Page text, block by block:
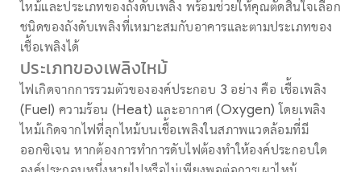
ไหม้และประเภทของถังดับเพลิง พร้อมช่วยให้คุณตัดสินใจเลือก
ชนิดของถังดับเพลิงที่เหมาะสมกับอาคารและตามประเภทของ
เชื้อเพลิงได้
ประเภทของเพลิงไหม้
ไฟเกิดจากการรวมตัวขององค์ประกอบ 3 อย่าง คือ เชื้อเพลิง
(Fuel) ความร้อน (Heat) และอากาศ (Oxygen) โดยเพลิง
ไหม้เกิดจากไฟที่ลุกไหม้บนเชื้อเพลิงในสภาพแวดล้อมที่มี
ออกซิเจน หากต้องการทำการดับไฟต้องทำให้องค์ประกอบใด